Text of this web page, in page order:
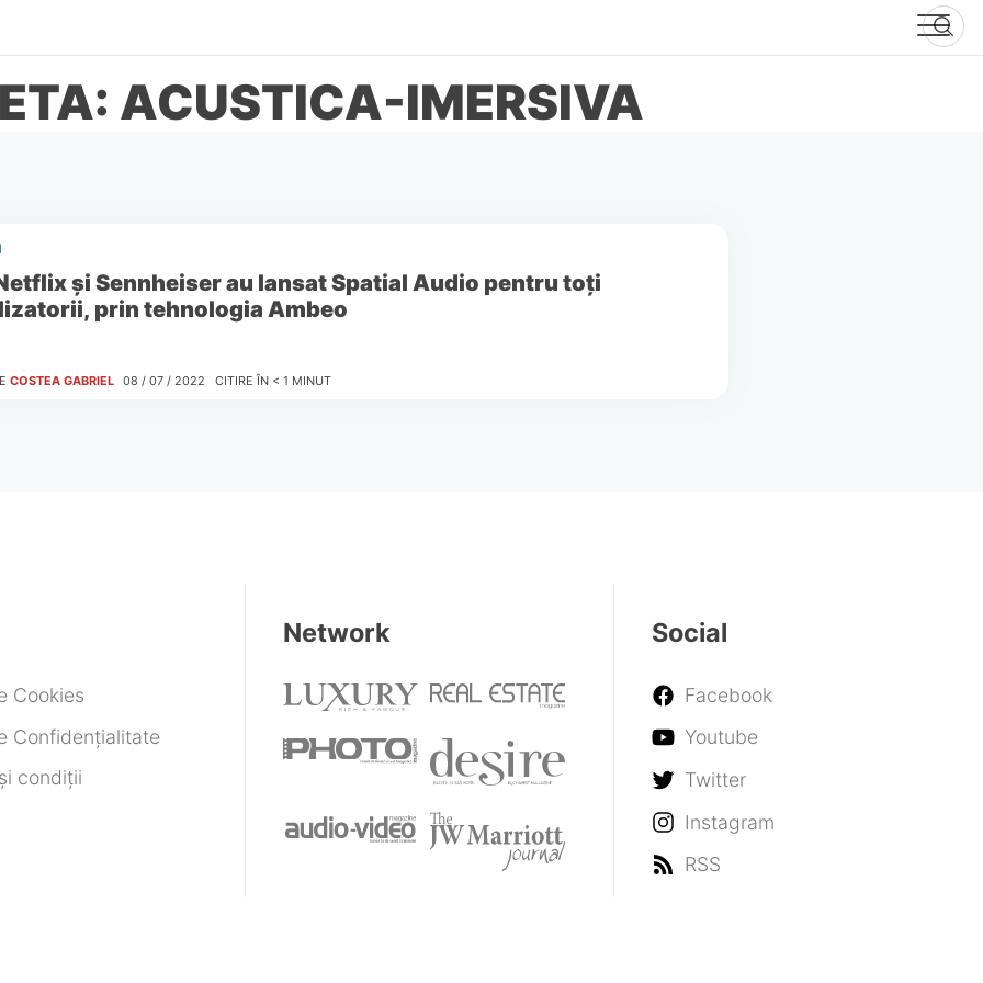
ACUSTICA-IMERSIVA
şi Sennheiser au lansat Spatial Audio pentru toţi
prin tehnologia Ambeo
COSTEA GABRIEL 08 / 07 / 2022 CITIRE ÎN < 1 MINUT
Cookies
Confidențialitate
condiții
Network Social
Facebook
Youtube
Twitter
Instagram
RSS